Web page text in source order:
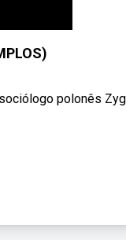
polonês